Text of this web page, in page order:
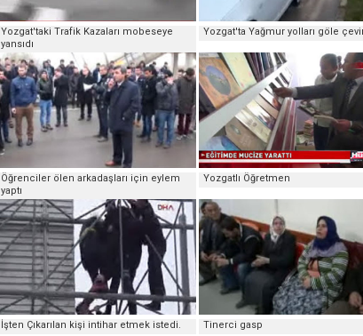
Yozgat'taki Trafik Kazaları mobeseye
yansıdı
Yozgat'ta Yağmur yolları göle
Öğrenciler ölen arkadaşları için eylem
yaptı
Yozgatlı Öğretmen
İşten Çıkarılan kişi intihar etmek istedi. Tinerci gasp